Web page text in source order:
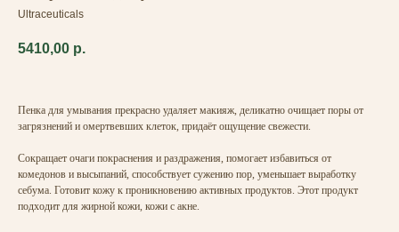
Ultraceuticals
5410,00 р.
Пенка для умывания прекрасно удаляет макияж, деликатно очищает поры от
загрязнений и омертвевших клеток, придаёт ощущение свежести.
Сокращает очаги покраснения и раздражения, помогает избавиться от
комедонов и высыпаний, cпособствует сужению пор, уменьшает выработку
себума. Готовит кожу к проникновению активных продуктов. Этот продукт
подходит для жирной кожи, кожи с акне.